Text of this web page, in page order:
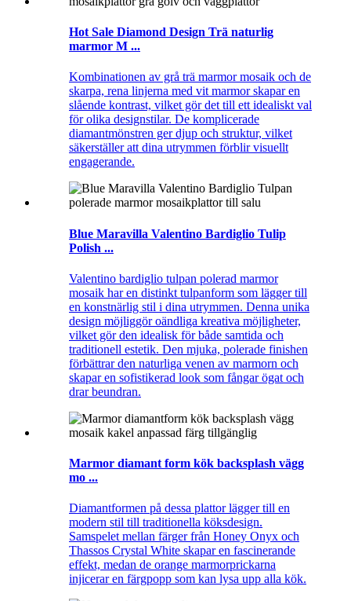
Hot Sale Diamond Design Trä naturlig
marmor M ...
Kombinationen av grå trä marmor mosaik och de
skarpa, rena linjerna med vit marmor skapar en
slående kontrast, vilket gör det till ett idealiskt val
för olika designstilar. De komplicerade
diamantmönstren ger djup och struktur, vilket
säkerställer att dina utrymmen förblir visuellt
engagerande.
Blue Maravilla Valentino Bardiglio Tulip
Polish ...
Valentino bardiglio tulpan polerad marmor
mosaik har en distinkt tulpanform som lägger till
en konstnärlig stil i dina utrymmen. Denna unika
design möjliggör oändliga kreativa möjligheter,
vilket gör den idealisk för både samtida och
traditionell estetik. Den mjuka, polerade finishen
förbättrar den naturliga venen av marmorn och
skapar en sofistikerad look som fångar ögat och
drar beundran.
Marmor diamant form kök backsplash vägg
mo ...
Diamantformen på dessa plattor lägger till en
modern stil till traditionella köksdesign.
Samspelet mellan färger från Honey Onyx och
Thassos Crystal White skapar en fascinerande
effekt, medan de orange marmorprickarna
injicerar en färgpopp som kan lysa upp alla kök.